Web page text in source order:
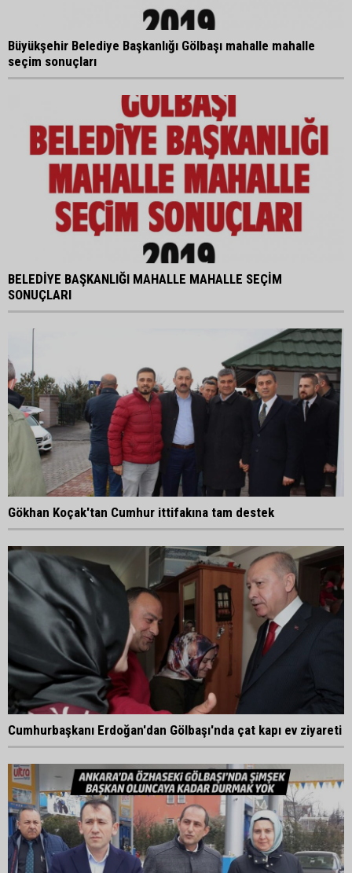
Büyükşehir Belediye Başkanlığı Gölbaşı mahalle mahalle
seçim sonuçları
BELEDİYE BAŞKANLIĞI MAHALLE MAHALLE SEÇİM
SONUÇLARI
Gökhan Koçak'tan Cumhur ittifakına tam destek
Cumhurbaşkanı Erdoğan'dan Gölbaşı'nda çat kapı ev ziyareti